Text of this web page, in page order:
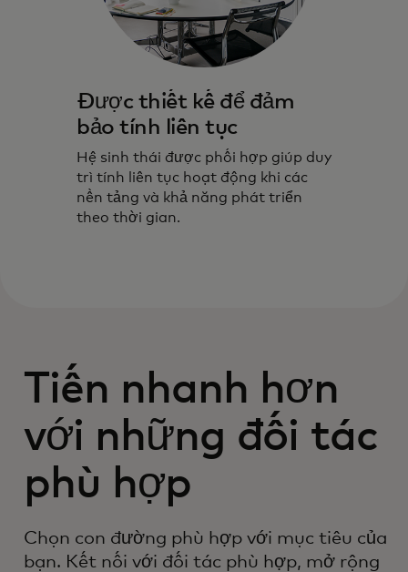
Được thiết kế để đảm
bảo tính liên tục
Hệ sinh thái được phối hợp giúp duy
trì tính liên tục hoạt động khi các
nền tảng và khả năng phát triển
theo thời gian.
Tiến nhanh hơn
với những đối tác
phù hợp
Chọn con đường phù hợp với mục tiêu của
bạn. Kết nối với đối tác phù hợp, mở rộng